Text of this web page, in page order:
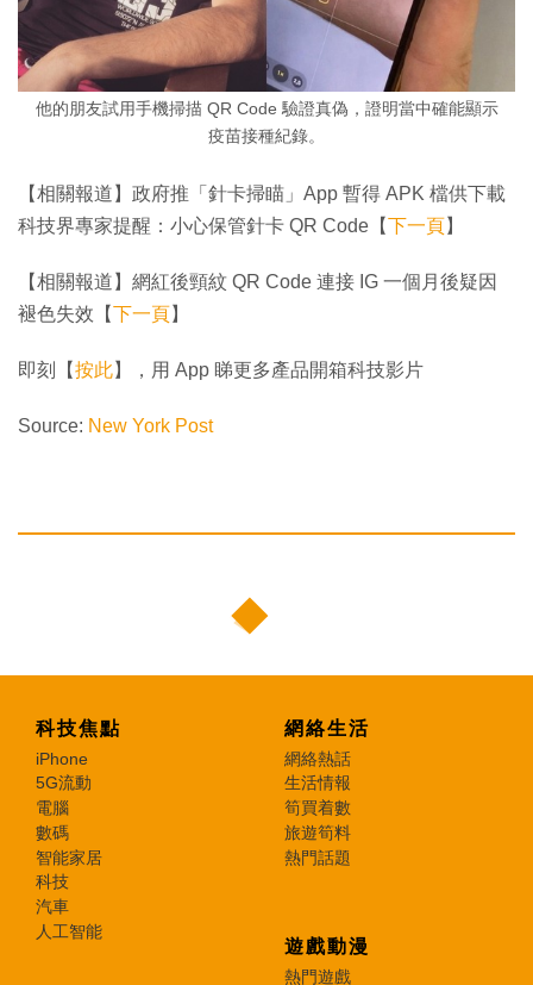
他的朋友試用手機掃描 QR Code 驗證真偽，證明當中確能顯示
疫苗接種紀錄。
【相關報道】政府推「針卡掃瞄」App 暫得 APK 檔供下載
科技界專家提醒：小心保管針卡 QR Code【下一頁】
【相關報道】網紅後頸紋 QR Code 連接 IG 一個月後疑因
褪色失效【下一頁】
即刻【按此】，用 App 睇更多產品開箱科技影片
Source: New York Post
科技焦點
iPhone
5G流動
電腦
數碼
智能家居
科技
汽車
人工智能
網絡生活
網絡熱話
生活情報
筍買着數
旅遊筍料
熱門話題
遊戲動漫
熱門遊戲